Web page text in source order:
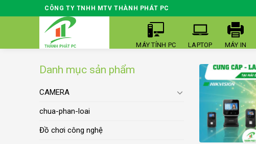
to
CÔNG TY TNHH MTV THÀNH PHÁT PC
MÁY TÍNH PC LAPTOP MÁY IN
Danh mục sản phẩm
CAMERA
chua-phan-loai
Đồ chơi công nghệ